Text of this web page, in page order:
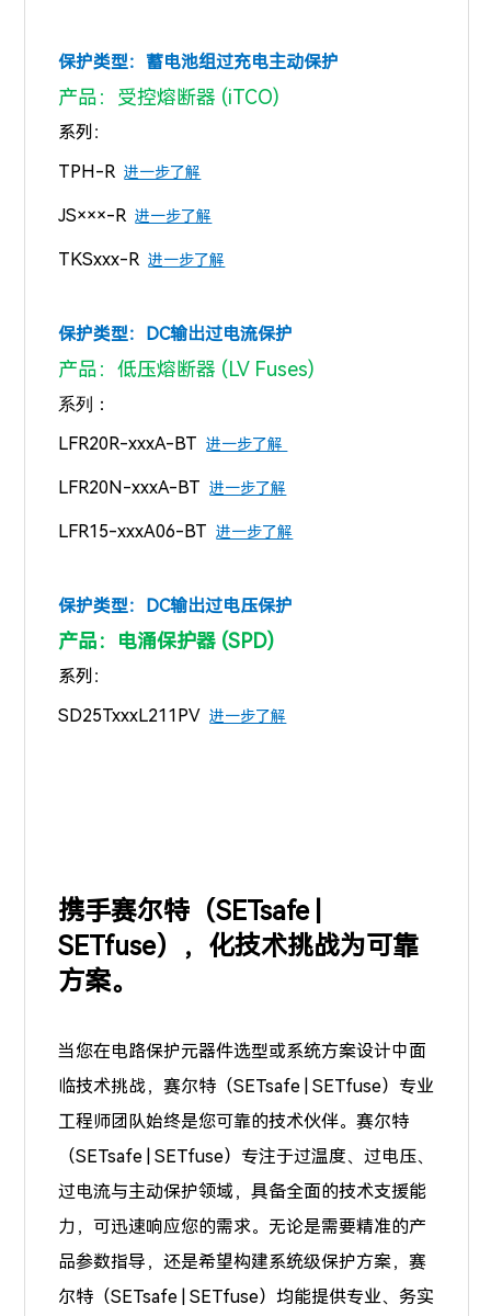
保护类型： 蓄电池组过充电主动保护
产品：受控熔断器 (iTCO)
系列：
TPH-R 进一步了解
JS×××-R进一步了解
TKSxxx-R进一步了解
保护类型：DC输出过电流保护
产品：低压熔断器 (LV Fuses)
系列：
LFR20R-xxxA-BT进一步了解
LFR20N-xxxA-BT进一步了解
LFR15-xxxA06-BT进一步了解
保护类型： DC输出过电压保护
产品：电涌保护器 (SPD)
系列：
SD25TxxxL211PV进一步了解
携手赛尔特（SETsafe |
SETfuse），化技术挑战为可靠
方案。
当您在电路保护元器件选型或系统方案设计中面
临技术挑战，赛尔特（SETsafe | SETfuse）专业
工程师团队始终是您可靠的技术伙伴。赛尔特
（SETsafe | SETfuse）专注于过温度、过电压、
过电流与主动保护领域，具备全面的技术支援能
力，可迅速响应您的需求。无论是需要精准的产
品参数指导，还是希望构建系统级保护方案，赛
尔特（SETsafe | SETfuse）均能提供专业、务实